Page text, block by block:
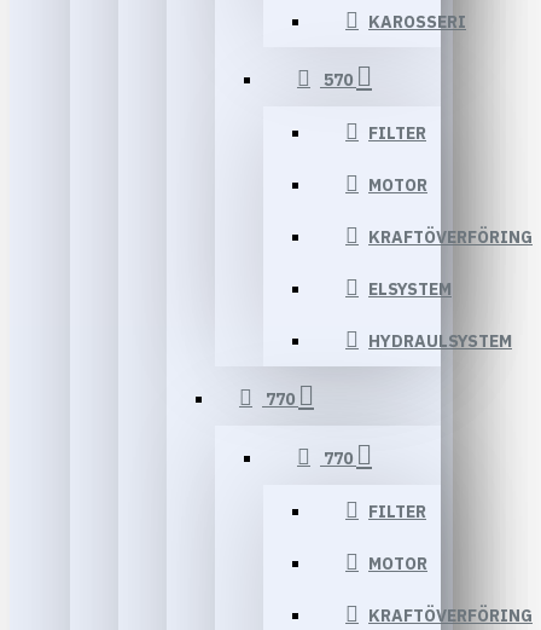
KAROSSERI
570
FILTER
MOTOR
KRAFTÖVERFÖRING
ELSYSTEM
HYDRAULSYSTEM
770
770
FILTER
MOTOR
KRAFTÖVERFÖRING